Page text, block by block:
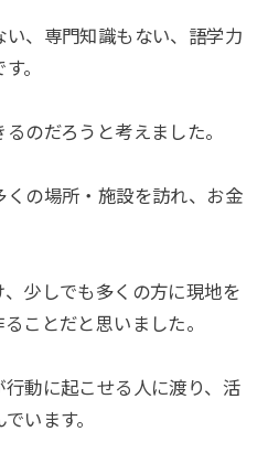
、専門知識もない、語学力
。
のだろうと考えました。
の場所・施設を訪れ、お金
少しでも多くの方に現地を
ことだと思いました。
動に起こせる人に渡り、活
います。